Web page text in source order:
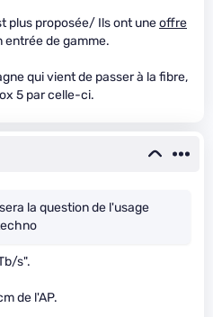
plus proposée/ Ils ont uneoffre
entrée de gamme.
qui vient de passer à la fibre,
5 par celle-ci.
la question de l'usage
s".
de l'AP.